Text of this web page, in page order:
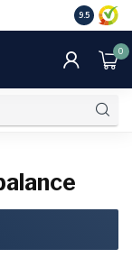
75 €. Nur
9.5
0